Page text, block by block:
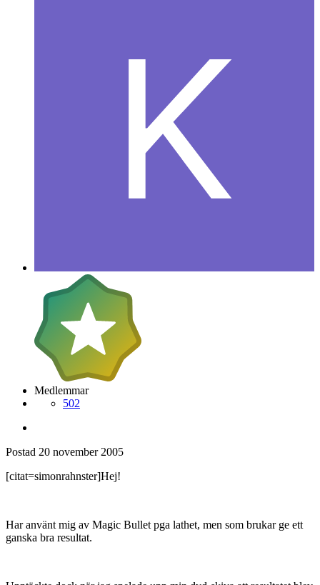
Medlemmar
502
Postad 20 november 2005
[citat=simonrahnster]Hej!
Har använt mig av Magic Bullet pga lathet, men som brukar ge ett
ganska bra resultat.